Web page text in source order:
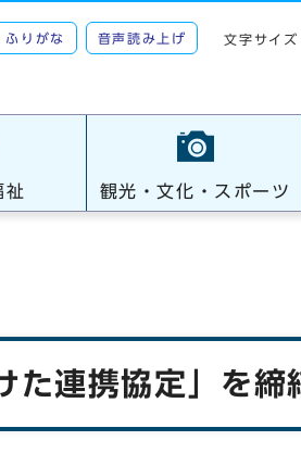
ふりがな 音声読み上げ 文字サイズ
祉 観光・文化・スポーツ
た連携協定」を締